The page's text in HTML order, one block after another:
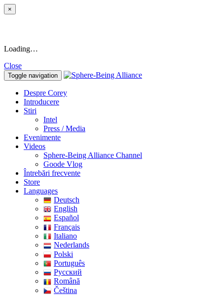
×
Loading…
Close
Toggle navigation
Despre Corey
Introducere
Stiri
Intel
Press / Media
Evenimente
Videos
Sphere-Being Alliance Channel
Goode Vlog
Întrebări frecvente
Store
Languages
Deutsch
English
Español
Français
Italiano
Nederlands
Polski
Português
Pусский
Română
Čeština